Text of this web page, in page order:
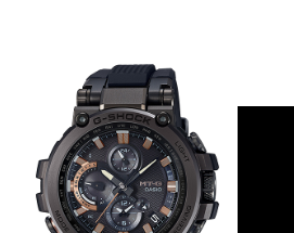
和宇宙系统概念的特别联名产品。